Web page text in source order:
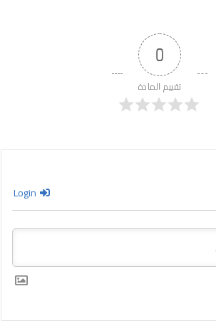
0
تقييم المادة